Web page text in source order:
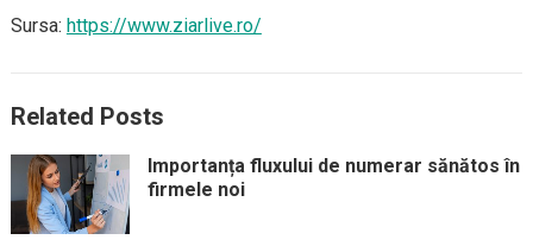
Sursa: https://www.ziarlive.ro/
Related Posts
Importanța fluxului de numerar sănătos în
firmele noi